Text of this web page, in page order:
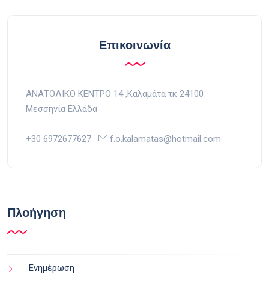
Επικοινωνία
ΑΝΑΤΟΛΙΚΟ ΚΕΝΤΡΟ 14 ,Kαλαμάτα τκ 24100
Μεσσηνία Ελλάδα
+30 6972677627 f.o.kalamatas@hotmail.com
Πλοήγηση
Ενημέρωση